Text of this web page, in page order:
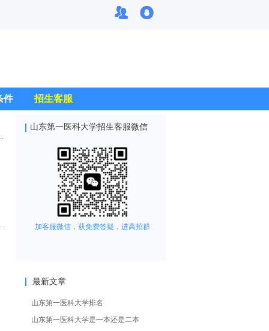
件 招生客服
山东第一医科大学招生客服微信
加客服微信，获免费答疑，进高招群
最新文章
山东第一医科大学排名
山东第一医科大学是一本还是二本